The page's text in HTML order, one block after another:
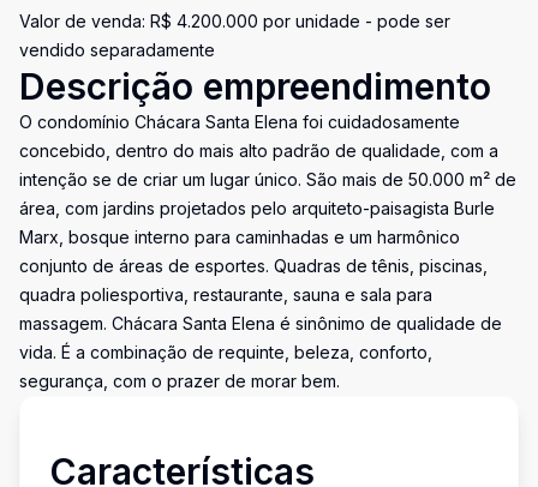
Valor de venda: R$ 4.200.000 por unidade - pode ser
vendido separadamente
Descrição empreendimento
O condomínio Chácara Santa Elena foi cuidadosamente
concebido, dentro do mais alto padrão de qualidade, com a
intenção se de criar um lugar único. São mais de 50.000 m² de
área, com jardins projetados pelo arquiteto-paisagista Burle
Marx, bosque interno para caminhadas e um harmônico
conjunto de áreas de esportes. Quadras de tênis, piscinas,
quadra poliesportiva, restaurante, sauna e sala para
massagem. Chácara Santa Elena é sinônimo de qualidade de
vida. É a combinação de requinte, beleza, conforto,
segurança, com o prazer de morar bem.
Características